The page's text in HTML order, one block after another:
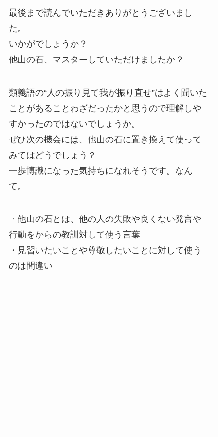
最後まで読んでいただきありがとうございまし
た。
いかがでしょうか？
他山の石、マスターしていただけましたか？
類義語の“人の振り見て我が振り直せ”はよく聞いた
ことがあることわざだったかと思うので理解しや
すかったのではないでしょうか。
ぜひ次の機会には、他山の石に置き換えて使って
みてはどうでしょう？
一歩博識になった気持ちになれそうです。なん
て。
・他山の石とは、他の人の失敗や良くない発言や
行動をからの教訓対して使う言葉
・見習いたいことや尊敬したいことに対して使う
のは間違い